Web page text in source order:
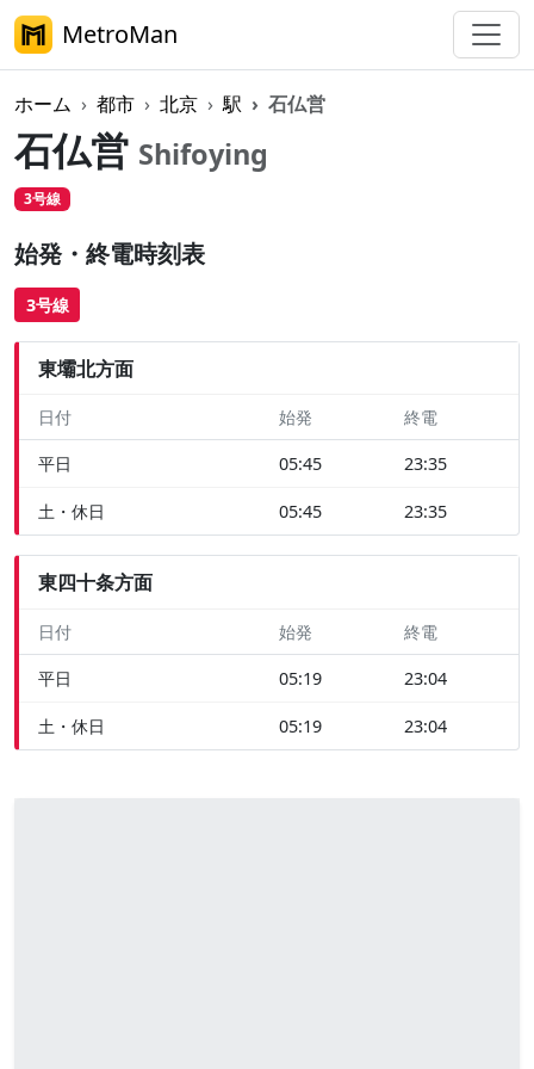
MetroMan
ホーム 都市 北京 駅 石仏営
石仏営 Shifoying
3号線
始発・終電時刻表
3号線
東壩北方面
日付 始発 終電
平日 05:45 23:35
土・休日 05:45 23:35
東四十条方面
日付 始発 終電
平日 05:19 23:04
土・休日 05:19 23:04